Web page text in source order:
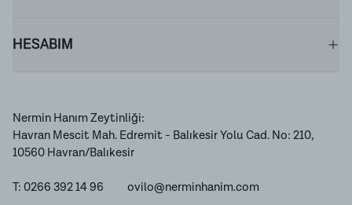
HESABIM
Nermin Hanım Zeytinliği:
Havran Mescit Mah. Edremit - Balıkesir Yolu Cad. No: 210,
10560 Havran/Balıkesir
T: 0266 392 14 96 ovilo@nerminhanim.com